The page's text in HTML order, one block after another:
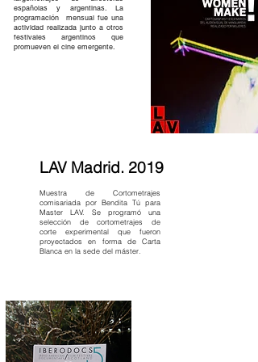
españolas y argentinas. La
programación mensual fue una
actividad realizada junto a otros
festivales argentinos que
promueven el cine emergente.
LAV Madrid. 2019
Muestra de Cortometrajes
comisariada por Bendita Tú para
Master LAV. Se programó una
selección de cortometrajes de
corte experimental que fueron
proyectados en forma de Carta
Blanca en la sede del máster.